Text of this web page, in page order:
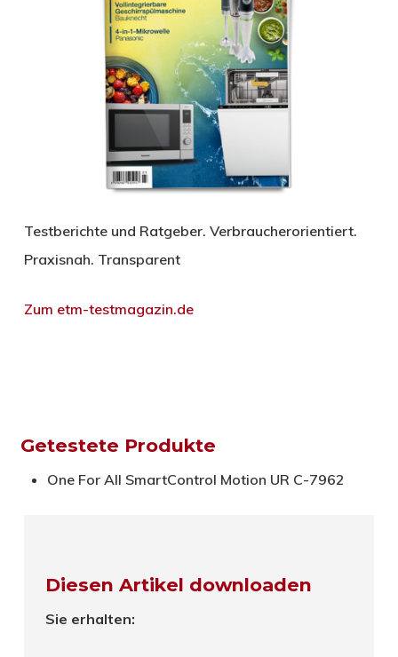
Testberichte und Ratgeber. Verbraucherorientiert.
Praxisnah. Transparent
Zum etm-testmagazin.de
Getestete Produkte
One For All SmartControl Motion UR C-7962
Diesen Artikel downloaden
Sie erhalten: